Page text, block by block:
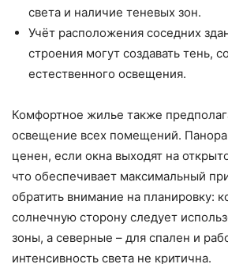
света и наличие теневых зон.
Учёт расположения соседних
строения могут создавать тень,
естественного освещения.
Комфортное жилье также
освещение всех помещений.
ценен, если окна выходят на
что обеспечивает максимальный
обратить внимание на планировку:
солнечную сторону следует
зоны, а северные – для спален и
интенсивность света не критична.